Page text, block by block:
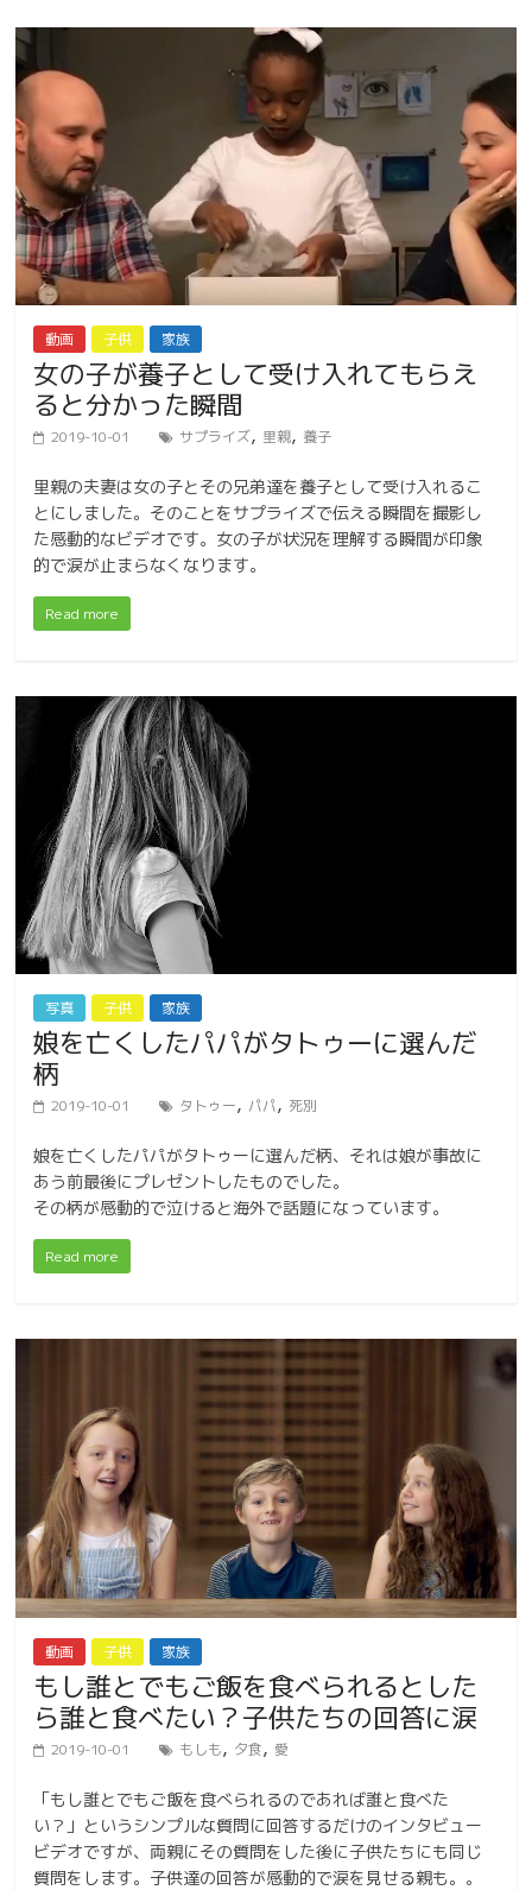
動画 子供 家族
女の子が養子として受け入れてもらえ
ると分かった瞬間
2019-10-01 サプライズ, 里親, 養子
里親の夫妻は女の子とその兄弟達を養子として受け入れるこ
とにしました。そのことをサプライズで伝える瞬間を撮影し
た感動的なビデオです。女の子が状況を理解する瞬間が印象
的で涙が止まらなくなります。
Read more
写真 子供 家族
娘を亡くしたパパがタトゥーに選んだ
柄
2019-10-01 タトゥー, パパ, 死別
娘を亡くしたパパがタトゥーに選んだ柄、それは娘が事故に
あう前最後にプレゼントしたものでした。
その柄が感動的で泣けると海外で話題になっています。
Read more
動画 子供 家族
もし誰とでもご飯を食べられるとした
ら誰と食べたい？子供たちの回答に涙
2019-10-01 もしも, 夕食, 愛
「もし誰とでもご飯を食べられるのであれば誰と食べた
い？」というシンプルな質問に回答するだけのインタビュー
ビデオですが、両親にその質問をした後に子供たちにも同じ
質問をします。子供達の回答が感動的で涙を見せる親も。。